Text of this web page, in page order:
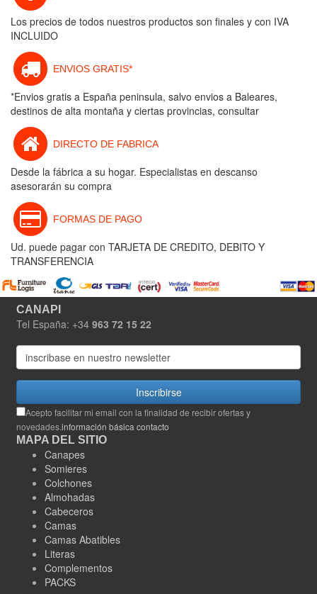
Los precios de todos nuestros productos son finales y con IVA
INCLUIDO
ENVIOS GRATIS*
*Envios gratis a España peninsula, salvo envios a Baleares,
destinos de alta montaña y ciertas provincias, consultar
DIRECTO DE FABRICA
Desde la fábrica a su hogar. Especialistas en descanso
asesorarán su compra
FORMAS DE PAGO
Ud. puede pagar con TARJETA DE CREDITO, DEBITO Y
TRANSFERENCIA
CANAPI
Tel España: +34 963 72 15 22
Inscribirse
Acepto facilitar mi email con la finalidad de recibir ofertas y
novedades.información básica contacto
MAPA DEL SITIO
Canapes
Somieres
Colchones
Almohadas
Cabeceros
Camas
Camas Abatibles
Literas
Complementos
PACKS